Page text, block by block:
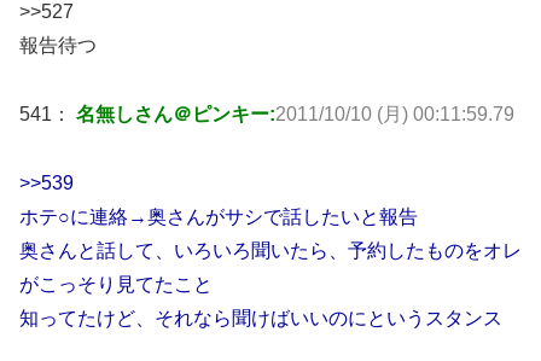
>>527
報告待つ
541： 名無しさん＠ピンキー:2011/10/10 (月) 00:11:59.79
>>539
ホテ○に連絡→奥さんがサシで話したいと報告
奥さんと話して、いろいろ聞いたら、予約したものをオレ
がこっそり見てたこと
知ってたけど、それなら聞けばいいのにというスタンス